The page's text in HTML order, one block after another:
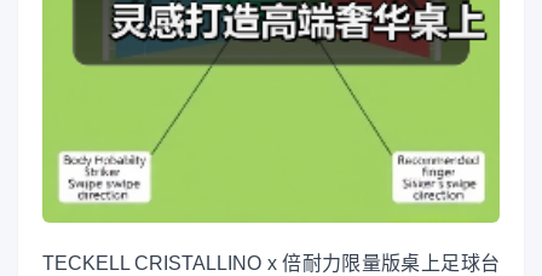
TECKELL CRISTALLINO x 倍耐力限量版桌上足球台